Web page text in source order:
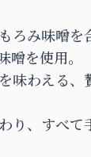
ろみ味噌を
噌を使用。
味わえる、
り、すべて